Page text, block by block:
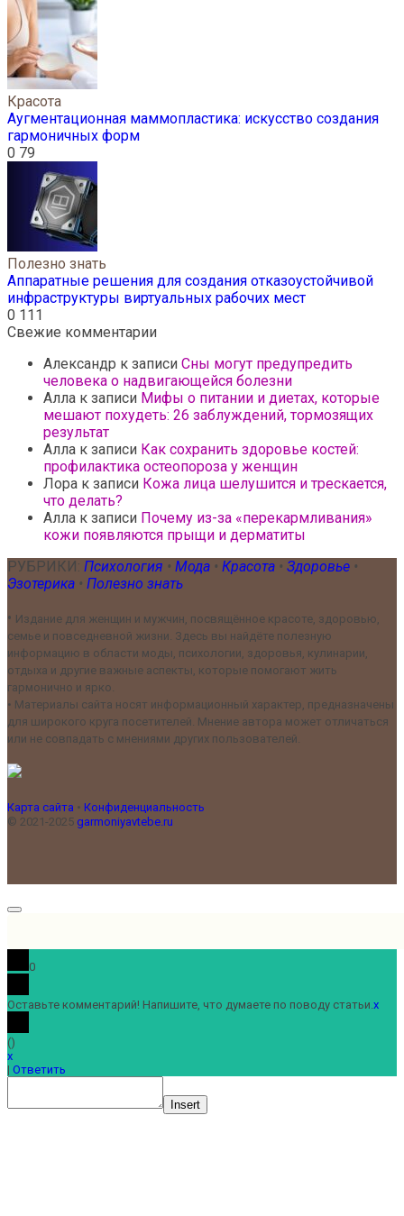
Красота
Аугментационная маммопластика: искусство создания
гармоничных форм
0 79
Полезно знать
Аппаратные решения для создания отказоустойчивой
инфраструктуры виртуальных рабочих мест
0 111
Свежие комментарии
Александр к записи Сны могут предупредить
человека о надвигающейся болезни
Алла к записи Мифы о питании и диетах, которые
мешают похудеть: 26 заблуждений, тормозящих
результат
Алла к записи Как сохранить здоровье костей:
профилактика остеопороза у женщин
Лора к записи Кожа лица шелушится и трескается,
что делать?
Алла к записи Почему из-за «перекармливания»
кожи появляются прыщи и дерматиты
РУБРИКИ: Психология • Мода • Красота • Здоровье •
Эзотерика • Полезно знать
• Издание для женщин и мужчин, посвящённое красоте, здоровью,
семье и повседневной жизни. Здесь вы найдёте полезную
информацию в области моды, психологии, здоровья, кулинарии,
отдыха и другие важные аспекты, которые помогают жить
гармонично и ярко.
• Материалы сайта носят информационный характер, предназначены
для широкого круга посетителей. Мнение автора может отличаться
или не совпадать с мнениями других пользователей.
Карта сайта • Конфиденциальность
© 2021-2025 garmoniyavtebe.ru
0
Оставьте комментарий! Напишите, что думаете по поводу статьи. x
()
x
| Ответить
Insert